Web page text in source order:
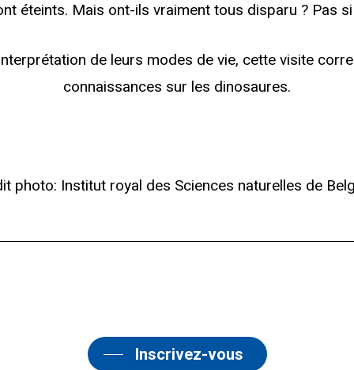
éteints. Mais ont-ils vraiment tous disparu ? Pas
de leurs modes de vie, cette visite
connaissances sur les dinosaures.
photo: Institut royal des Sciences naturelles de
Inscrivez-vous